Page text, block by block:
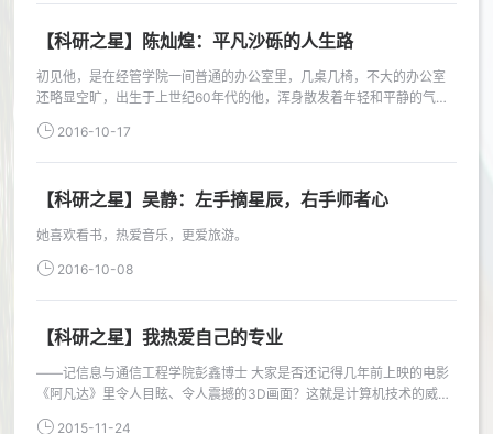
【科研之星】陈灿煌：平凡沙砾的人生路
初见他，是在经管学院一间普通的办公室里，几桌几椅，不大的办公室
还略显空旷，出生于上世纪60年代的他，浑身散发着年轻和平静的气
息。
2016-10-17
【科研之星】吴静：左手摘星辰，右手师者心
她喜欢看书，热爱音乐，更爱旅游。
2016-10-08
【科研之星】我热爱自己的专业
——记信息与通信工程学院彭鑫博士 大家是否还记得几年前上映的电影
《阿凡达》里令人目眩、令人震撼的3D画面？这就是计算机技术的威
力。
2015-11-24